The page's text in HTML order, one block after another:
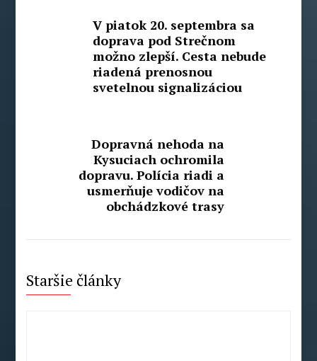
V piatok 20. septembra sa
doprava pod Strečnom
možno zlepší. Cesta nebude
riadená prenosnou
svetelnou signalizáciou
Dopravná nehoda na
Kysuciach ochromila
dopravu. Polícia riadi a
usmerňuje vodičov na
obchádzkové trasy
Staršie články